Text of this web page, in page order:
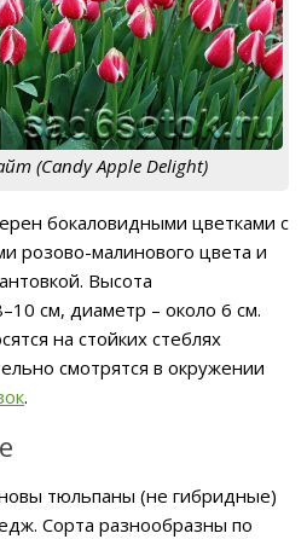
(Candy Apple Delight)
бокаловидными цветками с
розово-малинового цвета и
Высота
см, диаметр – около 6 см.
на стойких стеблях
смотрятся в окружении
.
тюльпаны (не гибридные)
Сорта разнообразны по